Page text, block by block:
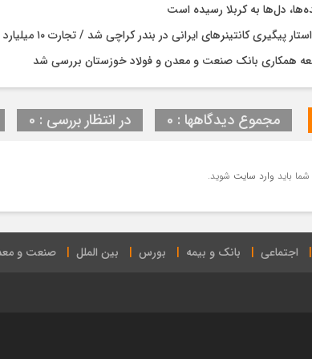
دل‌ها به کربلا رسیده است
کانتینرهای ایرانی در بندر کراچی شد / تجارت ۱۰ میلیارد دلاری ایران و پاکستان
همکاری بانک صنعت و معدن و فولاد خوزستان بررسی شد
مجموع دیدگاهها : 0 در انتظار بررسی : 0
باید وارد سایت شوید.
اجتماعی بانک و بیمه بورس بین الملل صنعت و